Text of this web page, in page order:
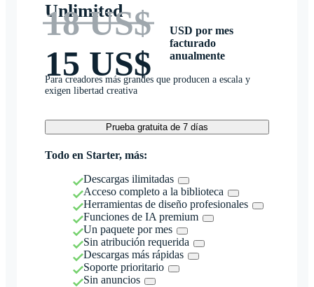
Unlimited
18 US$
15 US$
USD por mes
facturado
anualmente
Para creadores más grandes que producen a escala y
exigen libertad creativa
Prueba gratuita de 7 días
Todo en Starter, más:
Descargas ilimitadas
Acceso completo a la biblioteca
Herramientas de diseño profesionales
Funciones de IA premium
Un paquete por mes
Sin atribución requerida
Descargas más rápidas
Soporte prioritario
Sin anuncios